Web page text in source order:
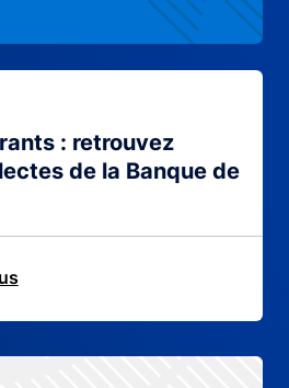
: retrouvez
de la Banque de